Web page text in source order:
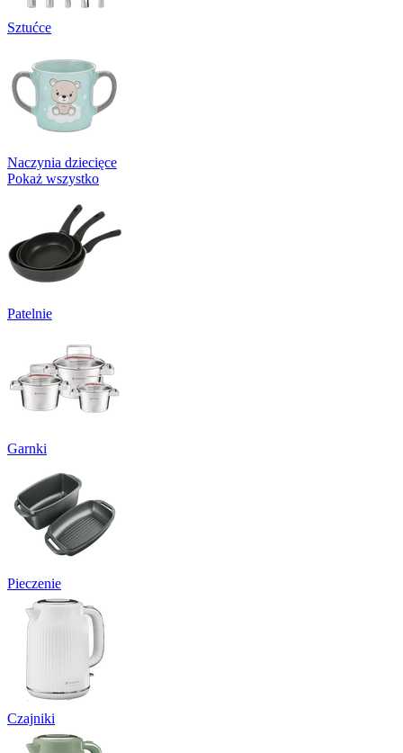
Sztućce
Naczynia dziecięce
Pokaż wszystko
Patelnie
Garnki
Pieczenie
Czajniki